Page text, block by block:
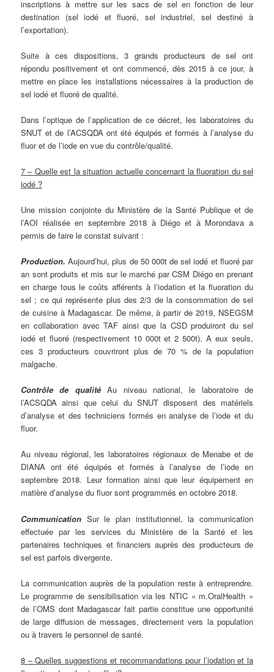
inscriptions à mettre sur les sacs de sel en fonction de leur
destination (sel iodé et fluoré, sel industriel, sel destiné à
l’exportation).
Suite à ces dispositions, 3 grands producteurs de sel ont
répondu positivement et ont commencé, dès 2015 à ce jour, à
mettre en place les installations nécessaires à la production de
sel iodé et fluoré de qualité.
Dans l’optique de l’application de ce décret, les laboratoires du
SNUT et de l’ACSQDA ont été équipés et formés à l’analyse du
fluor et de l’iode en vue du contrôle/qualité.
7 – Quelle est la situation actuelle concernant la fluoration du sel
iodé ?
Une mission conjointe du Ministère de la Santé Publique et de
l’AOI réalisée en septembre 2018 à Diégo et à Morondava a
permis de faire le constat suivant :
Production.Aujourd’hui, plus de 50 000t de sel iodé et fluoré par
an sont produits et mis sur le marché par CSM Diégo en prenant
en charge tous le coûts afférents à l’iodation et la fluoration du
sel ; ce qui représente plus des 2/3 de la consommation de sel
de cuisine à Madagascar. De même, à partir de 2019, NSEGSM
en collaboration avec TAF ainsi que la CSD produiront du sel
iodé et fluoré (respectivement 10 000t et 2 500t). A eux seuls,
ces 3 producteurs couvriront plus de 70 % de la population
malgache.
Contrôle de qualitéAu niveau national, le laboratoire de
l’ACSQDA ainsi que celui du SNUT disposent des matériels
d’analyse et des techniciens formés en analyse de l’iode et du
fluor.
Au niveau régional, les laboratoires régionaux de Menabe et de
DIANA ont été équipés et formés à l’analyse de l’iode en
septembre 2018. Leur formation ainsi que leur équipement en
matière d’analyse du fluor sont programmés en octobre 2018.
Communication Sur le plan institutionnel, la communication
effectuée par les services du Ministère de la Santé et les
partenaires techniques et financiers auprès des producteurs de
sel est parfois divergente.
La communication auprès de la population reste à entreprendre.
Le programme de sensibilisation via les NTIC « m.OralHealth »
de l’OMS dont Madagascar fait partie constitue une opportunité
de large diffusion de messages, directement vers la population
ou à travers le personnel de santé.
8 – Quelles suggestions et recommandations pour l’iodation et la